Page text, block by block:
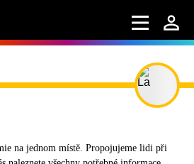
na jednom místě. Propojujeme lidi při